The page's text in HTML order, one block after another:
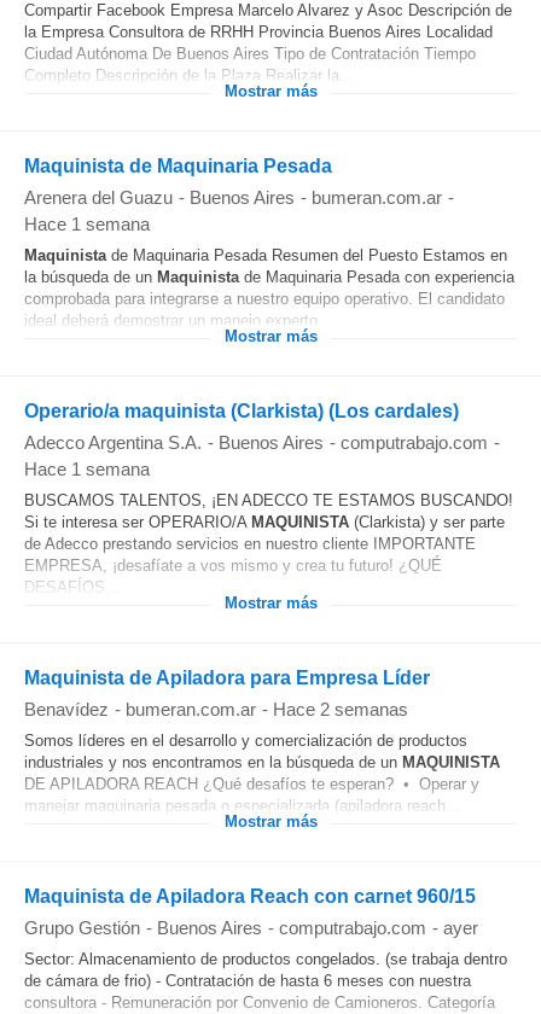
Compartir Facebook Empresa Marcelo Alvarez y Asoc Descripción de
la Empresa Consultora de RRHH Provincia Buenos Aires Localidad
Ciudad Autónoma De Buenos Aires Tipo de Contratación Tiempo
Completo Descripción de la Plaza Realizar la...
Mostrar más
Maquinista de Maquinaria Pesada
Arenera del Guazu - Buenos Aires - bumeran.com.ar -
Hace 1 semana
Maquinistade Maquinaria Pesada Resumen del Puesto Estamos en
la búsqueda de un Maquinistade Maquinaria Pesada con experiencia
comprobada para integrarse a nuestro equipo operativo. El candidato
ideal deberá demostrar un manejo experto...
Mostrar más
Operario/a maquinista (Clarkista) (Los cardales)
Adecco Argentina S.A. - Buenos Aires - computrabajo.com -
Hace 1 semana
BUSCAMOS TALENTOS, ¡EN ADECCO TE ESTAMOS BUSCANDO!
Si te interesa ser OPERARIO/A MAQUINISTA (Clarkista) y ser parte
de Adecco prestando servicios en nuestro cliente IMPORTANTE
EMPRESA, ¡desafíate a vos mismo y crea tu futuro! ¿QUÉ
DESAFÍOS...
Mostrar más
Maquinista de Apiladora para Empresa Líder
Benavídez - bumeran.com.ar - Hace 2 semanas
Somos líderes en el desarrollo y comercialización de productos
industriales y nos encontramos en la búsqueda de un MAQUINISTA
DE APILADORA REACH ¿Qué desafíos te esperan? • Operar y
manejar maquinaria pesada o especializada (apiladora reach...
Mostrar más
Maquinista de Apiladora Reach con carnet 960/15
Grupo Gestión - Buenos Aires - computrabajo.com - ayer
Sector: Almacenamiento de productos congelados. (se trabaja dentro
de cámara de frio) - Contratación de hasta 6 meses con nuestra
consultora - Remuneración por Convenio de Camioneros. Categoría